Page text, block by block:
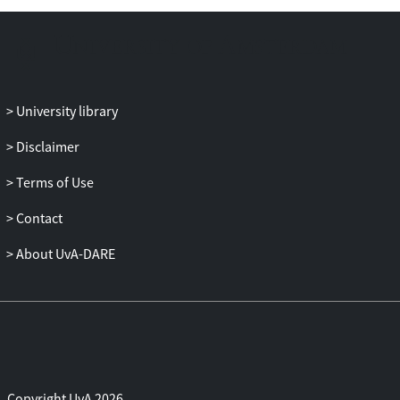
University library
Disclaimer
Terms of Use
Contact
About UvA-DARE